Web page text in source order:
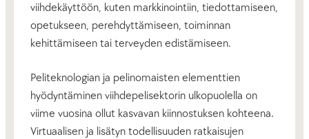
viihdekäyttöön, kuten markkinointiin, tiedottamiseen,
opetukseen, perehdyttämiseen, toiminnan
kehittämiseen tai terveyden edistämiseen.
Peliteknologian ja pelinomaisten elementtien
hyödyntäminen viihdepelisektorin ulkopuolella on
viime vuosina ollut kasvavan kiinnostuksen kohteena.
Virtuaalisen ja lisätyn todellisuuden ratkaisujen